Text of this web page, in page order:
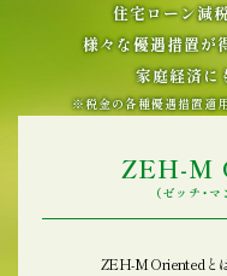
住宅ローン減
様々な優遇措置が
家庭経済に
※税金の各種優遇措置適
ZEH-M
（ゼッチ・
ZEH-M Orientedと